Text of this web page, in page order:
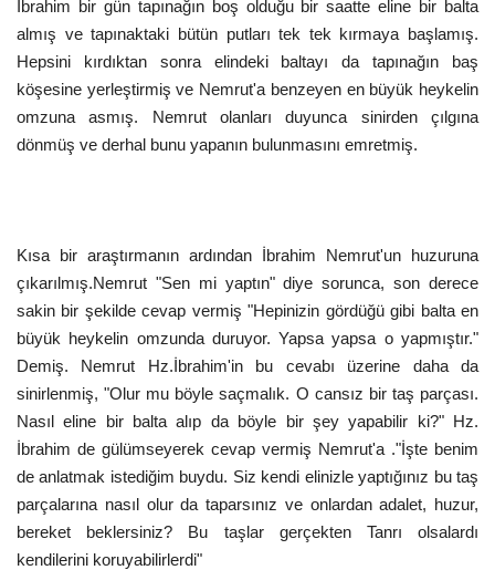
İbrahim bir gün tapınağın boş olduğu bir saatte eline bir balta
almış ve tapınaktaki bütün putları tek tek kırmaya başlamış.
Hepsini kırdıktan sonra elindeki baltayı da tapınağın baş
köşesine yerleştirmiş ve Nemrut'a benzeyen en büyük heykelin
omzuna asmış. Nemrut olanları duyunca sinirden çılgına
dönmüş ve derhal bunu yapanın bulunmasını emretmiş.
Kısa bir araştırmanın ardından İbrahim Nemrut'un huzuruna
çıkarılmış.Nemrut "Sen mi yaptın" diye sorunca, son derece
sakin bir şekilde cevap vermiş "Hepinizin gördüğü gibi balta en
büyük heykelin omzunda duruyor. Yapsa yapsa o yapmıştır."
Demiş. Nemrut Hz.İbrahim'in bu cevabı üzerine daha da
sinirlenmiş, "Olur mu böyle saçmalık. O cansız bir taş parçası.
Nasıl eline bir balta alıp da böyle bir şey yapabilir ki?" Hz.
İbrahim de gülümseyerek cevap vermiş Nemrut'a ."İşte benim
de anlatmak istediğim buydu. Siz kendi elinizle yaptığınız bu taş
parçalarına nasıl olur da taparsınız ve onlardan adalet, huzur,
bereket beklersiniz? Bu taşlar gerçekten Tanrı olsalardı
kendilerini koruyabilirlerdi"